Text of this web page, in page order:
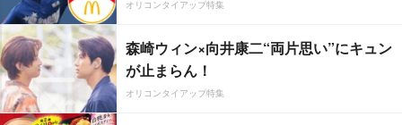
オリコンタイアップ特集
森崎ウィン×向井康二“両片思い”にキュン
が止まらん！
オリコンタイアップ特集